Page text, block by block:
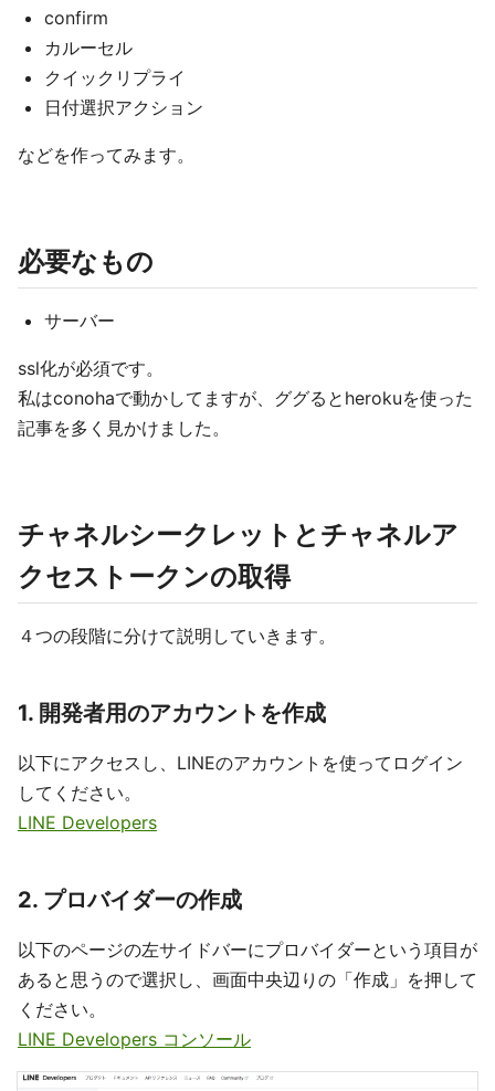
confirm
カルーセル
クイックリプライ
日付選択アクション
などを作ってみます。
必要なもの
サーバー
ssl化が必須です。
私はconohaで動かしてますが、ググるとherokuを使った
記事を多く見かけました。
チャネルシークレットとチャネルア
クセストークンの取得
４つの段階に分けて説明していきます。
1. 開発者用のアカウントを作成
以下にアクセスし、LINEのアカウントを使ってログイン
してください。
LINE Developers
2. プロバイダーの作成
以下のページの左サイドバーにプロバイダーという項目が
あると思うので選択し、画面中央辺りの「作成」を押して
ください。
LINE Developers コンソール